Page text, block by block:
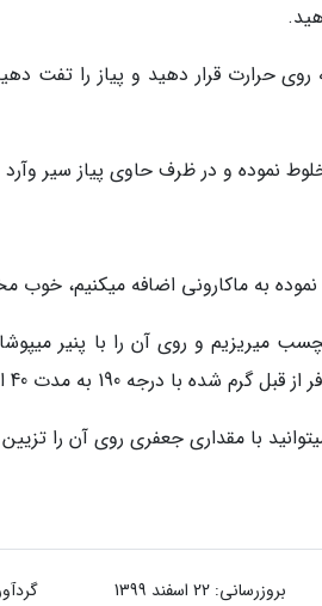
روی حرارت قرار دهید و پیاز را تفت
میریزیم و روی آن را با پنیر
درجه 190 به مدت 40 الی 45 دقیقه بپزد.
بروزرسانی: 22 اسفند 1399